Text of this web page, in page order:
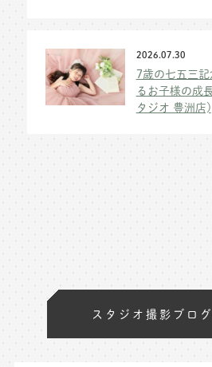
2026.07.30
7歳の七五三
るお子様の成
タジオ 豊洲店)
スタジオ撮影ブロ